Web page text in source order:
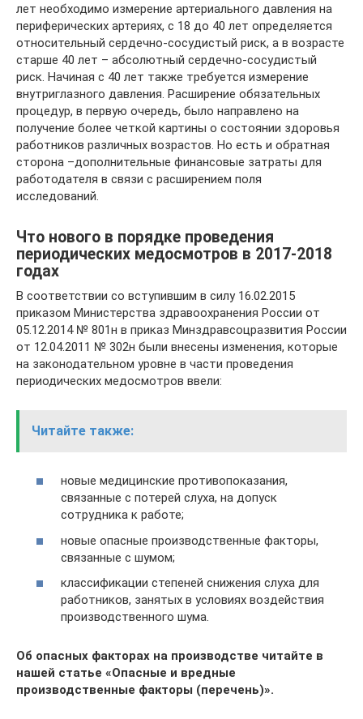
лет необходимо измерение артериального давления на
периферических артериях, с 18 до 40 лет определяется
относительный сердечно-сосудистый риск, а в возрасте
старше 40 лет – абсолютный сердечно-сосудистый
риск. Начиная с 40 лет также требуется измерение
внутриглазного давления. Расширение обязательных
процедур, в первую очередь, было направлено на
получение более четкой картины о состоянии здоровья
работников различных возрастов. Но есть и обратная
сторона –дополнительные финансовые затраты для
работодателя в связи с расширением поля
исследований.
Что нового в порядке проведения
периодических медосмотров в 2017-2018
годах
В соответствии со вступившим в силу 16.02.2015
приказом Министерства здравоохранения России от
05.12.2014 № 801н в приказ Минздравсоцразвития России
от 12.04.2011 № 302н были внесены изменения, которые
на законодательном уровне в части проведения
периодических медосмотров ввели:
Читайте также:
новые медицинские противопоказания,
связанные с потерей слуха, на допуск
сотрудника к работе;
новые опасные производственные факторы,
связанные с шумом;
классификации степеней снижения слуха для
работников, занятых в условиях воздействия
производственного шума.
Об опасных факторах на производстве читайте в
нашей статье «Опасные и вредные
производственные факторы (перечень)».